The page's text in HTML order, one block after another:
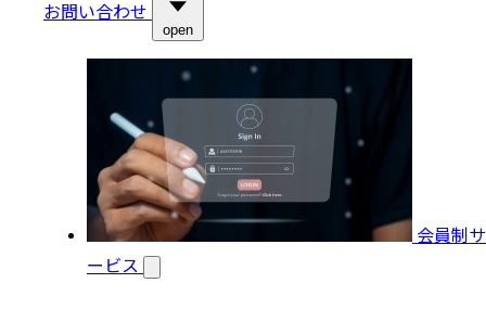
お問い合わせ
open
会員制サ
ービス